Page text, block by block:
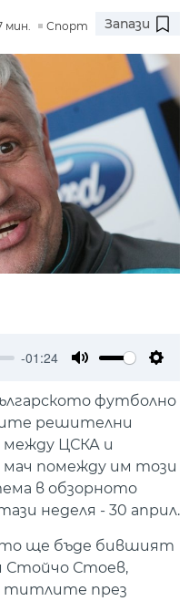
мин. Спорт Запази
-01:24
футболно
решителни
между ЦСКА и
помежду им този
в обзорното
неделя - 30 април.
ще бъде бившият
Стойчо Стоев,
титлите през